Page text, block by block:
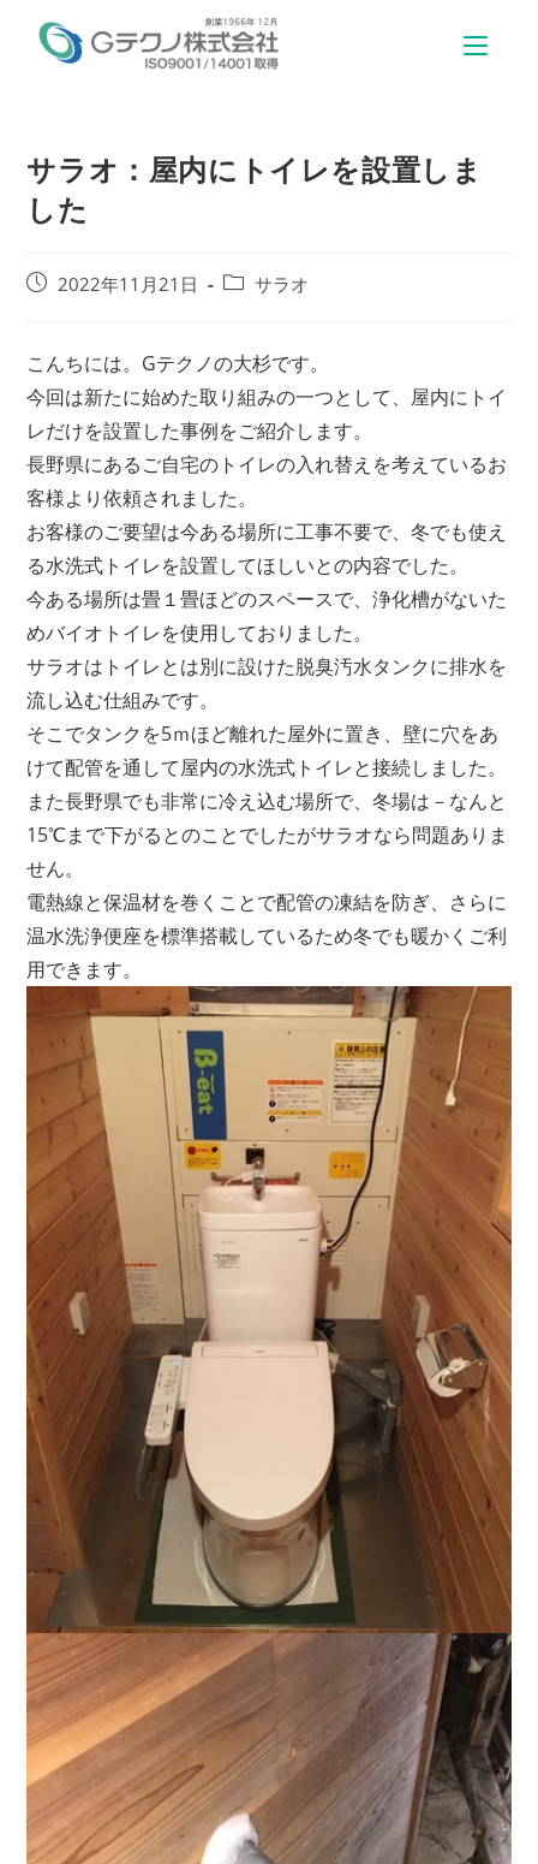
サラオ：屋内にトイレを設置しま
した
2022年11月21日 サラオ
こんちには。Gテクノの大杉です。
今回は新たに始めた取り組みの一つとして、屋内にトイ
レだけを設置した事例をご紹介します。
長野県にあるご自宅のトイレの入れ替えを考えているお
客様より依頼されました。
お客様のご要望は今ある場所に工事不要で、冬でも使え
る水洗式トイレを設置してほしいとの内容でした。
今ある場所は畳１畳ほどのスペースで、浄化槽がないた
めバイオトイレを使用しておりました。
サラオはトイレとは別に設けた脱臭汚水タンクに排水を
流し込む仕組みです。
そこでタンクを5ｍほど離れた屋外に置き、壁に穴をあ
けて配管を通して屋内の水洗式トイレと接続しました。
また長野県でも非常に冷え込む場所で、冬場は－なんと
15℃まで下がるとのことでしたがサラオなら問題ありま
せん。
電熱線と保温材を巻くことで配管の凍結を防ぎ、さらに
温水洗浄便座を標準搭載しているため冬でも暖かくご利
用できます。